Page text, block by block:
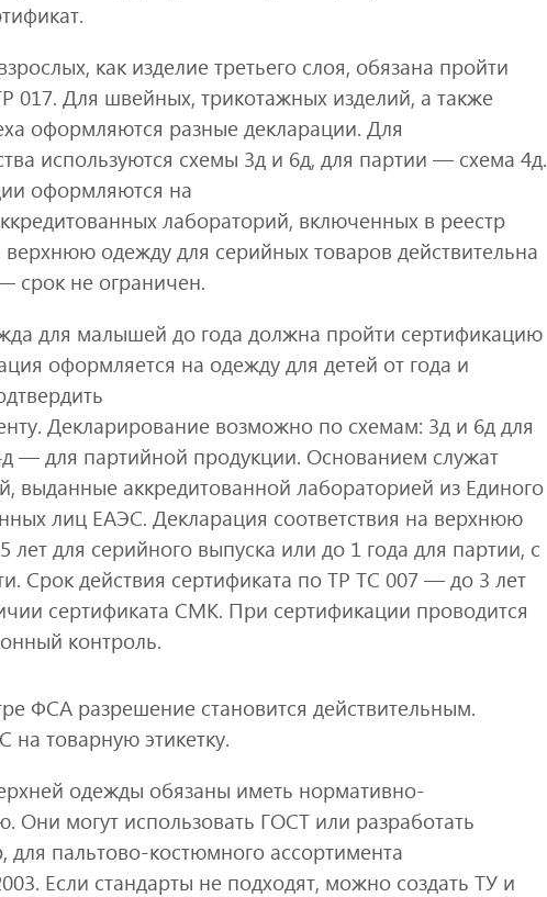
как изделие третьего слоя, обязана пройти
017. Для швейных, трикотажных изделий, а также
оформляются разные декларации. Для
используются схемы 3д и 6д, для партии — схема 4д.
оформляются на
лабораторий, включенных в реестр
одежду для серийных товаров действительна
срок не ограничен.
для малышей до года должна пройти сертификацию
оформляется на одежду для детей от года и
Декларирование возможно по схемам: 3д и 6д для
— для партийной продукции. Основанием служат
выданные аккредитованной лабораторией из Единого
лиц ЕАЭС. Декларация соответствия на верхнюю
лет для серийного выпуска или до 1 года для партии, с
Срок действия сертификата по ТР ТС 007 — до 3 лет
сертификата СМК. При сертификации проводится
контроль.
ФСА разрешение становится действительным.
на товарную этикетку.
одежды обязаны иметь нормативно-
Они могут использовать ГОСТ или разработать
пальтово-костюмного ассортимента
Если стандарты не подходят, можно создать ТУ и